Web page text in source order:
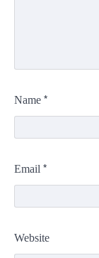
Name *
Email *
Website